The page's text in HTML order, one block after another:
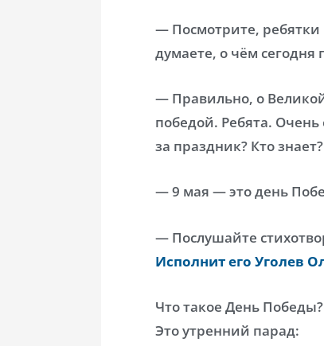
— Посмотрите,
думаете, о чём сегодня
— Правильно, о
победой. Ребята.
за праздник? Кто знает?
— 9 мая — это день
— Послушайте
Исполнит его Уголев
Что такое День Победы?
Это утренний парад: